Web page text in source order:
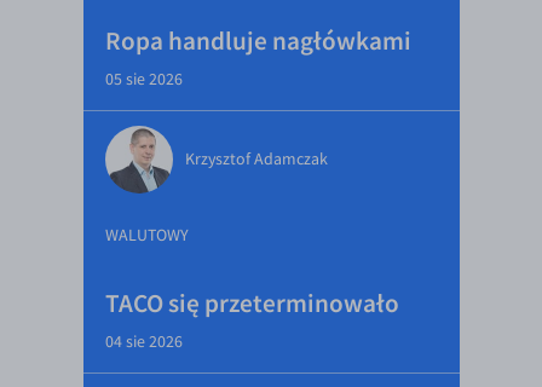
Ropa handluje nagłówkami
05 sie 2026
Krzysztof Adamczak
WALUTOWY
TACO się przeterminowało
04 sie 2026